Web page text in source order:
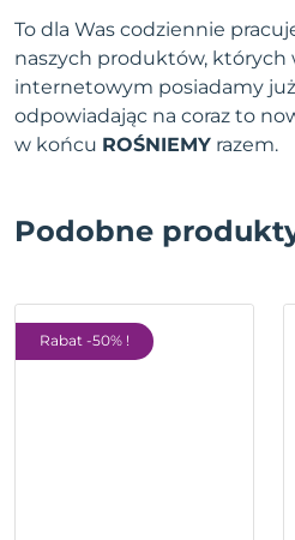
To dla Was codziennie
naszych produktów, których
internetowym posiadamy
odpowiadając na coraz to
w końcu ROŚNIEMY razem.
Podobne
Rabat -50% !